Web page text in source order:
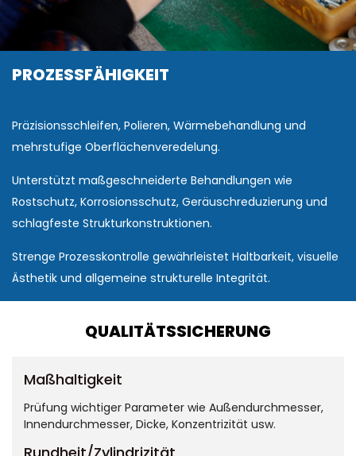
PROZESSFÄHIGKEIT
Präzisionsschleifen, Polieren, Wärmebehandlung und
mehrstufige Oberflächenveredelung.
Unterstützt maßgeschneiderte Behandlungen wie
Rostschutz, Korrosionsschutz, Geräuschreduzierung und
schlagfeste Strukturkonstruktionen.
Strenge Prozesskontrolle gewährleistet Haltbarkeit, visuelle
Ästhetik und allgemeine strukturelle Integrität.
QUALITÄTSSICHERUNG
Maßhaltigkeit
Prüfung wichtiger Parameter wie Außendurchmesser,
Innendurchmesser, Dicke, Konzentrizität usw.